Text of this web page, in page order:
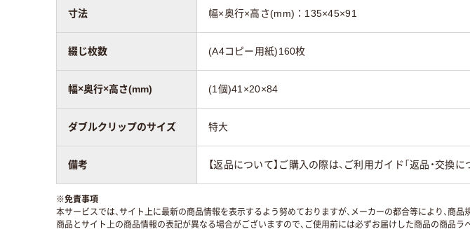
寸法 幅×奥行×高さ(mm)：135×45×91
綴じ枚数 (A4コピー用紙)160枚
幅×奥行×高さ(mm) (1個)41×20×84
ダブルクリップのサイズ 特大
備考 【返品について】ご購入の際は、ご利用ガイド「返品・交換
※免責事項
本サービスでは、サイト上に最新の商品情報を表示するよう努めておりますが、メーカーの都合等により、商品
商品とサイト上の商品情報の表記が異なる場合がございますので、ご使用前には必ずお届けした商品の商品